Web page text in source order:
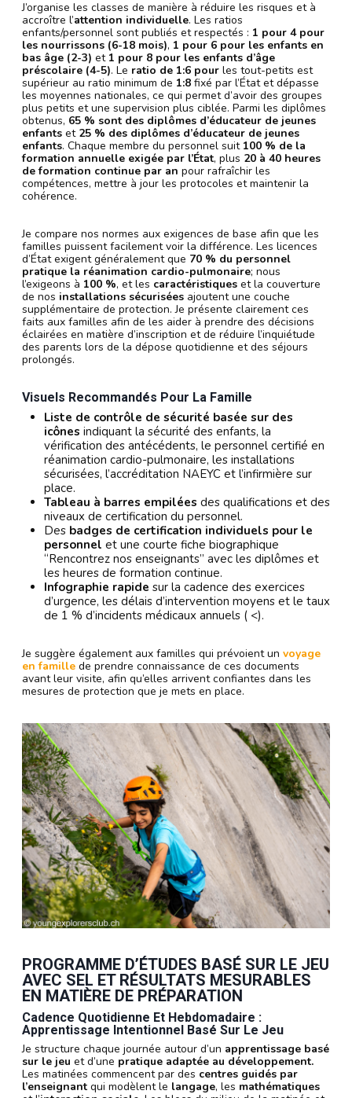
J’organise les classes de manière à réduire les risques et à
accroître l’attention individuelle. Les ratios
enfants/personnel sont publiés et respectés : 1 pour 4 pour
les nourrissons (6-18 mois), 1 pour 6 pour les enfants en
bas âge (2-3) et 1 pour 8 pour les enfants d’âge
préscolaire (4-5). Le ratio de 1:6 pour les tout-petits est
supérieur au ratio minimum de 1:8 fixé par l’État et dépasse
les moyennes nationales, ce qui permet d’avoir des groupes
plus petits et une supervision plus ciblée. Parmi les diplômes
obtenus, 65 % sont des diplômes d’éducateur de jeunes
enfants et 25 % des diplômes d’éducateur de jeunes
enfants. Chaque membre du personnel suit 100 % de la
formation annuelle exigée par l’État, plus 20 à 40 heures
de formation continue par an pour rafraîchir les
compétences, mettre à jour les protocoles et maintenir la
cohérence.
Je compare nos normes aux exigences de base afin que les
familles puissent facilement voir la différence. Les licences
d’État exigent généralement que 70 % du personnel
pratique la réanimation cardio-pulmonaire; nous
l’exigeons à 100 %, et les caractéristiques et la couverture
de nos installations sécurisées ajoutent une couche
supplémentaire de protection. Je présente clairement ces
faits aux familles afin de les aider à prendre des décisions
éclairées en matière d’inscription et de réduire l’inquiétude
des parents lors de la dépose quotidienne et des séjours
prolongés.
Visuels Recommandés Pour La Famille
Liste de contrôle de sécurité basée sur des
icônes indiquant la sécurité des enfants, la
vérification des antécédents, le personnel certifié en
réanimation cardio-pulmonaire, les installations
sécurisées, l’accréditation NAEYC et l’infirmière sur
place.
Tableau à barres empilées des qualifications et des
niveaux de certification du personnel.
Des badges de certification individuels pour le
personnel et une courte fiche biographique
“Rencontrez nos enseignants” avec les diplômes et
les heures de formation continue.
Infographie rapide sur la cadence des exercices
d’urgence, les délais d’intervention moyens et le taux
de 1 % d’incidents médicaux annuels ( <).
Je suggère également aux familles qui prévoient un voyage
en famille de prendre connaissance de ces documents
avant leur visite, afin qu’elles arrivent confiantes dans les
mesures de protection que je mets en place.
PROGRAMME D’ÉTUDES BASÉ SUR LE JEU
AVEC SEL ET RÉSULTATS MESURABLES
EN MATIÈRE DE PRÉPARATION
Cadence Quotidienne Et Hebdomadaire :
Apprentissage Intentionnel Basé Sur Le Jeu
Je structure chaque journée autour d’un apprentissage basé
sur le jeu et d’une pratique adaptée au développement.
Les matinées commencent par des centres guidés par
l’enseignant qui modèlent le langage, les mathématiques